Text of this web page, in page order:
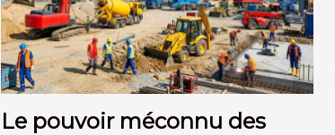
Le pouvoir méconnu des